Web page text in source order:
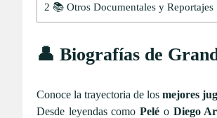
2 📚 Otros Documentales y Reportajes
👤 Biografías de
Conoce la trayectoria de losmejores
Desde leyendas comoPelé o Diego